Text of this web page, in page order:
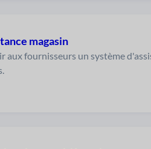
magasin
aux fournisseurs un système